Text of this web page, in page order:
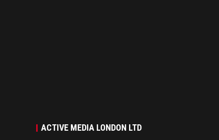
ACTIVE MEDIA LONDON LTD